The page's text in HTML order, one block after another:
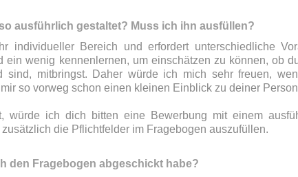
ausführlich gestaltet? Muss ich ihn ausfüllen?
individueller Bereich und erfordert unterschiedliche
ein wenig kennenlernen, um einschätzen zu können, ob
sind, mitbringst. Daher würde ich mich sehr freuen,
so vorweg schon einen kleinen Einblick zu deiner
würde ich dich bitten eine Bewerbung mit einem
die Pflichtfelder im Fragebogen auszufüllen.
den Fragebogen abgeschickt habe?